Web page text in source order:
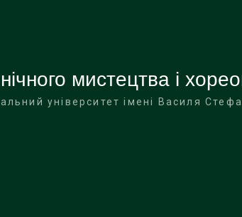
мистецтва і
університет імені Василя